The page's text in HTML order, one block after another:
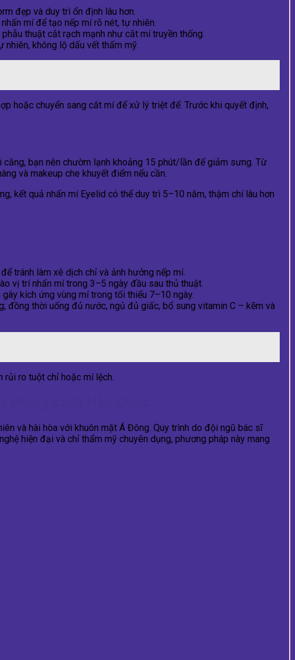
đẹp và duy trì ổn định lâu hơn.
mí để tạo nếp mí rõ nét, tự nhiên.
thuật cắt rạch mạnh như cắt mí truyền thống.
không lộ dấu vết thẩm mỹ.
hoặc chuyển sang cắt mí để xử lý triệt để. Trước khi quyết định,
căng, bạn nên chườm lạnh khoảng 15 phút/lần để giảm sưng. Từ
và makeup che khuyết điểm nếu cần.
kết quả nhấn mí Eyelid có thể duy trì 5–10 năm, thậm chí lâu hơn
tránh làm xê dịch chỉ và ảnh hưởng nếp mí.
vị trí nhấn mí trong 3–5 ngày đầu sau thủ thuật.
kích ứng vùng mí trong tối thiểu 7–10 ngày.
đồng thời uống đủ nước, ngủ đủ giấc, bổ sung vitamin C – kẽm và
rủi ro tuột chỉ hoặc mí lệch.
và hài hòa với khuôn mặt Á Đông. Quy trình do đội ngũ bác sĩ
hiện đại và chỉ thẩm mỹ chuyên dụng, phương pháp này mang